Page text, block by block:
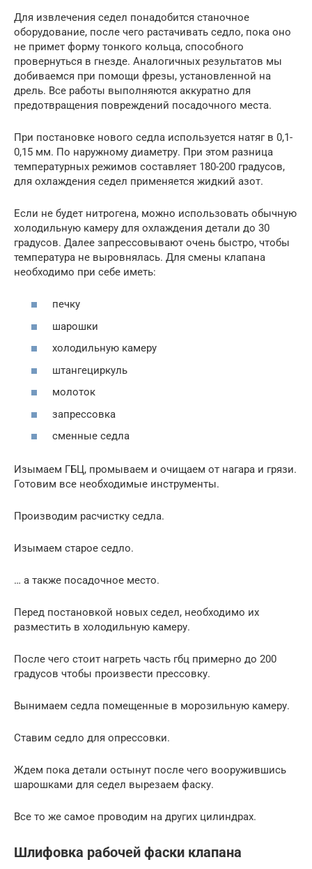
Для извлечения седел понадобится станочное
оборудование, после чего растачивать седло, пока оно
не примет форму тонкого кольца, способного
провернуться в гнезде. Аналогичных результатов мы
добиваемся при помощи фрезы, установленной на
дрель. Все работы выполняются аккуратно для
предотвращения повреждений посадочного места.
При постановке нового седла используется натяг в 0,1-
0,15 мм. По наружному диаметру. При этом разница
температурных режимов составляет 180-200 градусов,
для охлаждения седел применяется жидкий азот.
Если не будет нитрогена, можно использовать обычную
холодильную камеру для охлаждения детали до 30
градусов. Далее запрессовывают очень быстро, чтобы
температура не выровнялась. Для смены клапана
необходимо при себе иметь:
печку
шарошки
холодильную камеру
штангециркуль
молоток
запрессовка
сменные седла
Изымаем ГБЦ, промываем и очищаем от нагара и грязи.
Готовим все необходимые инструменты.
Производим расчистку седла.
Изымаем старое седло.
… а также посадочное место.
Перед постановкой новых седел, необходимо их
разместить в холодильную камеру.
После чего стоит нагреть часть гбц примерно до 200
градусов чтобы произвести прессовку.
Вынимаем седла помещенные в морозильную камеру.
Ставим седло для опрессовки.
Ждем пока детали остынут после чего вооружившись
шарошками для седел вырезаем фаску.
Все то же самое проводим на других цилиндрах.
Шлифовка рабочей фаски клапана